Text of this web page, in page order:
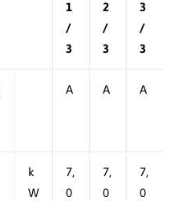
1
/
3
2
/
3
3
/
3
A A A
k
W
7,
0
7,
0
7,
0